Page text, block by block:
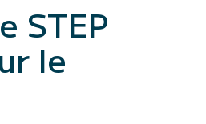
STEP
le